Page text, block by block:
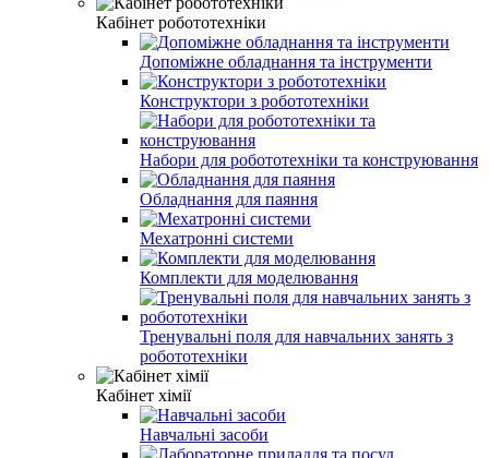
Кабінет робототехніки
Допоміжне обладнання та інструменти
Конструктори з робототехніки
Набори для робототехніки та конструювання
Обладнання для паяння
Мехатронні системи
Комплекти для моделювання
Тренувальні поля для навчальних занять з
робототехніки
Кабінет хімії
Навчальні засоби